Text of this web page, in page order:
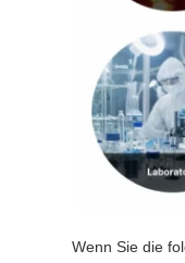
Wenn Sie die